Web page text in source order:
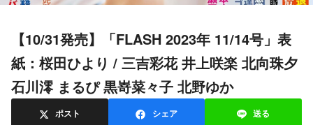
【10/31発売】「FLASH 2023年 11/14号」表
紙：桜田ひより / 三吉彩花 井上咲楽 北向珠夕
石川澪 まるぴ 黒嵜菜々子 北野ゆか
ポスト シェア 送る